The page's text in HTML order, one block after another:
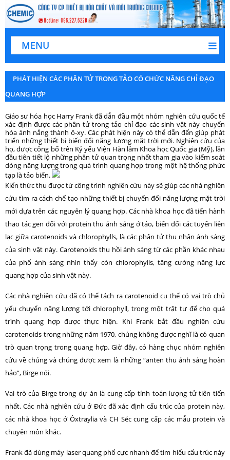
MENU
PHÁT HIỆN CÁC PHÂN TỬ TRONG TẢO CÓ CHỨC NĂNG CHỈ ĐẠO
QUANG HỢP
Giáo sư hóa học Harry Frank đã dẫn đầu một nhóm nghiên cứu quốc tế
xác định được các phân tử trong tảo chỉ đạo các sinh vật này chuyển
hóa ánh nắng thành ô-xy. Các phát hiện này có thể dẫn đến giúp phát
triển những thiết bị biến đổi năng lượng mặt trời mới. Nghiên cứu của
họ, được công bố trên Kỷ yếu Viện Hàn lâm Khoa học Quốc gia (Mỹ), lần
đầu tiên tiết lộ những phân tử quan trọng nhất tham gia vào kiểm soát
dòng năng lượng trong quá trình quang hợp trong một hệ thống phức
tạp là tảo biển.
Kiến thức thu được từ công trình nghiên cứu này sẽ giúp các nhà nghiên
cứu tìm ra cách chế tạo những thiết bị chuyển đổi năng lượng mặt trời
mới dựa trên các nguyên lý quang hợp. Các nhà khoa học đã tiến hành
thao tác gen đối với protein thu ánh sáng ở tảo, biến đổi các tuyến liên
lạc giữa carotenoids và chlorophylls, là các phân tử thu nhận ánh sáng
của sinh vật này. Carotenoids thu hồi ánh sáng từ các phần khác nhau
của phổ ánh sáng nhìn thấy còn chlorophylls, tăng cường năng lực
quang hợp của sinh vật này.
Các nhà nghiên cứu đã có thể tách ra carotenoid cụ thể có vai trò chủ
yếu chuyển năng lượng tới chlorophyll, trong một trật tự để cho quá
trình quang hợp được thực hiện. Khi Frank bắt đầu nghiên cứu
carotenoids trong những năm 1970, chúng không được nghĩ là có quan
trò quan trọng trong quang hợp. Giờ đây, có hàng chục nhóm nghiên
cứu về chúng và chúng được xem là những “anten thu ánh sáng hoàn
hảo”, Birge nói.
Vai trò của Birge trong dự án là cung cấp tính toán lượng tử tiên tiến
nhất. Các nhà nghiên cứu ở Đức đã xác định cấu trúc của protein này,
các nhà khoa học ở Ôxtraylia và CH Séc cung cấp các mẫu protein và
chuyên môn khác.
Frank đã dùng máy laser quang phổ cực nhanh để tìm hiểu cấu trúc này